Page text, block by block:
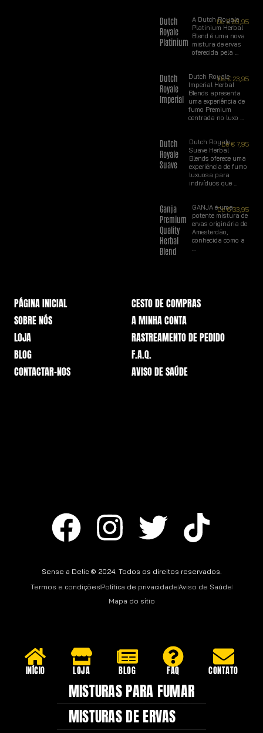
Dutch
Royale
Platinium
De€20,95
A Dutch Royale
Platinium Herbal
Blend é uma nova
mistura de ervas
oferecida pela ...
Dutch
Royale
Imperial
De€ 23,95
Dutch Royale
Imperial Herbal
Blends apresenta
uma experiência de
fumo Premium
centrada no luxo ...
Dutch
Royale
Suave
De€ 7,95
Dutch Royale
Suave Herbal
Blends oferece uma
experiência de fumo
luxuosa para
indivíduos que ...
Ganja
Premium
Quality
Herbal
Blend
De€33,95
GANJA é uma
potente mistura de
ervas originária de
Amesterdão,
conhecida como a
...
PÁGINA INICIAL
SOBRE NÓS
LOJA
BLOG
CONTACTAR-NOS
CESTO DE COMPRAS
A MINHA CONTA
RASTREAMENTO DE PEDIDO
F.A.Q.
AVISO DE SAÚDE
Sense a Delic © 2024. Todos os direitos reservados.
Termos e condições Política de privacidadeAviso de Saúde
Mapa do sítio
INÍCIO LOJA BLOG FAQ CONTATO
MISTURAS PARA FUMAR
MISTURAS DE ERVAS